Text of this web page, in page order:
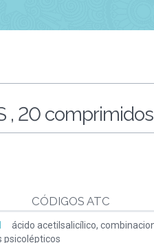
, 20 comprimidos
CÓDIGOS ATC
ácido acetilsalicílico,
psicolépticos